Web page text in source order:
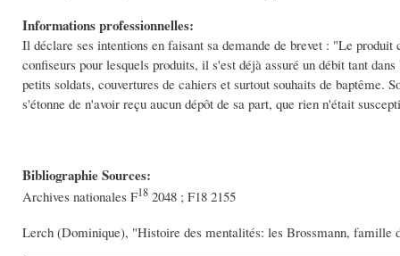
Informations professionnelles:
Il déclare ses intentions en faisant sa demande de brevet : "Le
confiseurs pour lesquels produits, il s'est déjà assuré un débit tant
petits soldats, couvertures de cahiers et surtout souhaits de baptême.
s'étonne de n'avoir reçu aucun dépôt de sa part, que rien n'était
Bibliographie Sources:
Archives nationales F18 2048 ; F18 2155
Lerch (Dominique), "Histoire des mentalités: les Brossmann,